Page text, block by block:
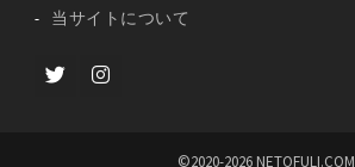
当サイトについて
©2020-2026 NETOFULI.COM